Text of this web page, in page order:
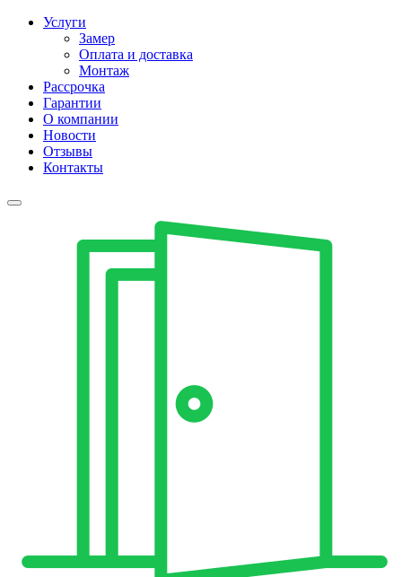
Услуги
Замер
Оплата и доставка
Монтаж
Рассрочка
Гарантии
О компании
Новости
Отзывы
Контакты